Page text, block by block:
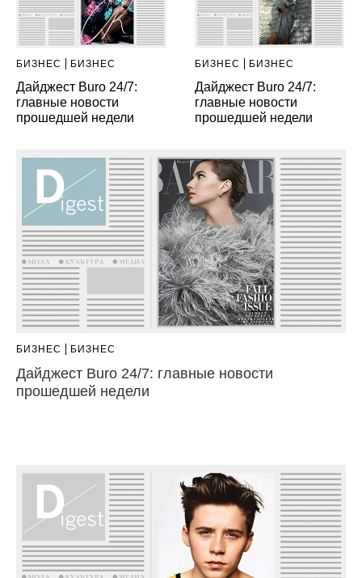
БИЗНЕС БИЗНЕС
Дайджест Buro 24/7:
главные новости
прошедшей недели
БИЗНЕС БИЗНЕС
Дайджест Buro 24/7:
главные новости
прошедшей недели
БИЗНЕС БИЗНЕС
Дайджест Buro 24/7: главные новости
прошедшей недели